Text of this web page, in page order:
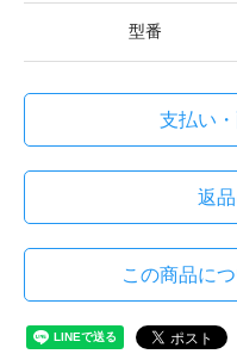
型番
支払い
返
この商品に